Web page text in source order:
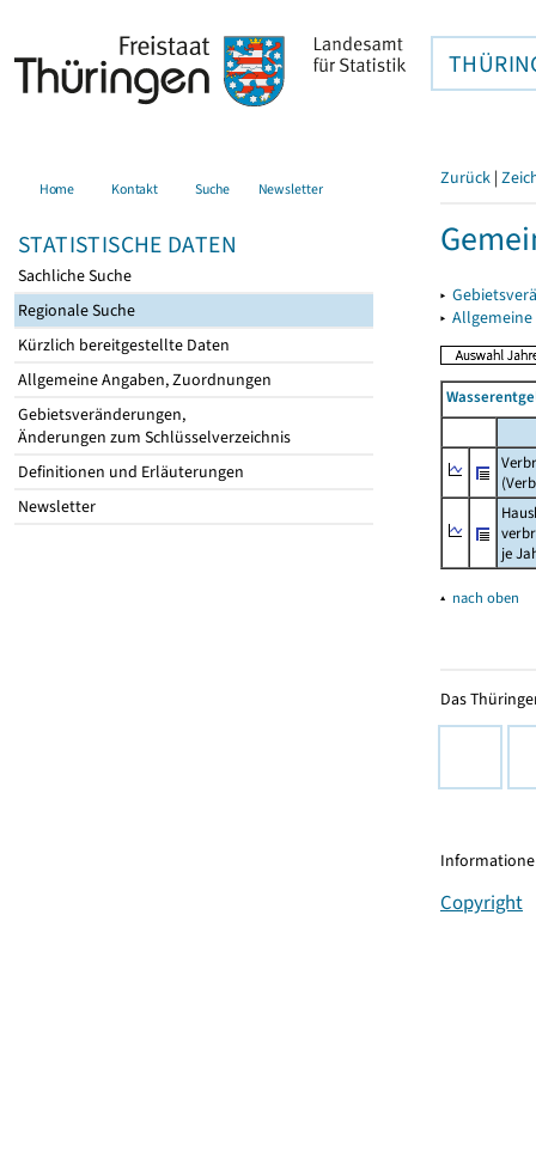
Home Kontakt Suche Newsletter
STATISTISCHE DATEN
Sachliche Suche
Regionale Suche
Kürzlich bereitgestellte Daten
Allgemeine Angaben, Zuordnungen
Gebietsveränderungen,
Änderungen zum Schlüsselverzeichnis
Definitionen und Erläuterungen
Newsletter
Zurück |
▸
▸
je
▴ nach oben
Das
Copyright